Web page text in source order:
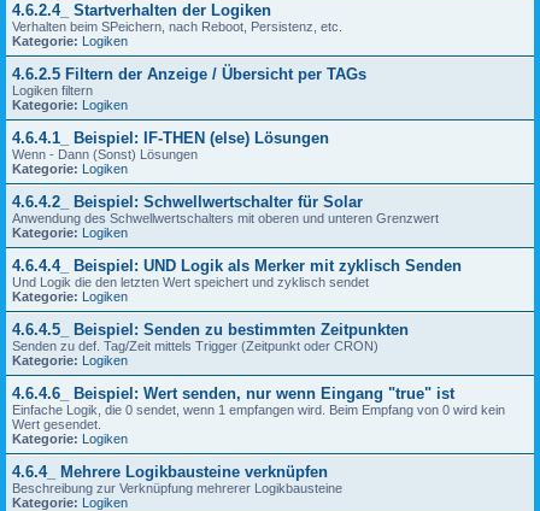
4.6.2.4_ Startverhalten der Logiken
Verhalten beim SPeichern, nach Reboot, Persistenz, etc.
Kategorie: Logiken
4.6.2.5 Filtern der Anzeige / Übersicht per TAGs
Logiken filtern
Kategorie: Logiken
4.6.4.1_ Beispiel: IF-THEN (else) Lösungen
Wenn - Dann (Sonst) Lösungen
Kategorie: Logiken
4.6.4.2_ Beispiel: Schwellwertschalter für Solar
Anwendung des Schwellwertschalters mit oberen und unteren Grenzwert
Kategorie: Logiken
4.6.4.4_ Beispiel: UND Logik als Merker mit zyklisch Senden
Und Logik die den letzten Wert speichert und zyklisch sendet
Kategorie: Logiken
4.6.4.5_ Beispiel: Senden zu bestimmten Zeitpunkten
Senden zu def. Tag/Zeit mittels Trigger (Zeitpunkt oder CRON)
Kategorie: Logiken
4.6.4.6_ Beispiel: Wert senden, nur wenn Eingang "true" ist
Einfache Logik, die 0 sendet, wenn 1 empfangen wird. Beim Empfang von 0 wird kein
Wert gesendet.
Kategorie: Logiken
4.6.4_ Mehrere Logikbausteine verknüpfen
Beschreibung zur Verknüpfung mehrerer Logikbausteine
Kategorie: Logiken